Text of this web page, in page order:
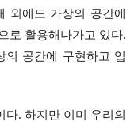
외에도 가상의 공간에
로 활용해나가고 있다.
의 공간에 구현하고 입
. 하지만 이미 우리의